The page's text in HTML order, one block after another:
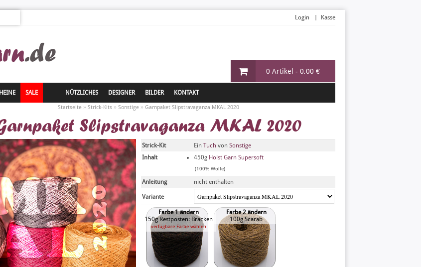
0 Artikel - 0,00 €
Login Kasse
SALE NÜTZLICHES DESIGNER BILDER KONTAKT
Startseite » Strick-Kits » Sonstige » Garnpaket Slipstravaganza MKAL 2020
Slipstravaganza MKAL 2020
Strick-Kit Ein Tuch von Sonstige
Inhalt
450g Holst Garn Supersoft
(100% Wolle)
Anleitung nicht enthalten
Variante
Farbe 1 ändern
150g Restposten: Bracken
verfügbare Farbe wählen
Farbe 2 ändern
100g Scarab